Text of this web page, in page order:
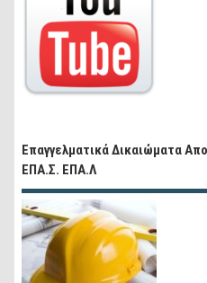
Επαγγελματικά Δικαιώματα
ΕΠΑ.Σ. ΕΠΑ.Λ